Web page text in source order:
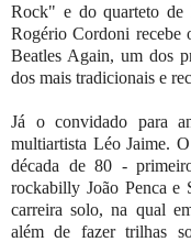
Rock" e do quarteto
Rogério Cordoni recebe
Beatles Again, um dos
dos mais tradicionais e
Já o convidado para
multiartista Léo Jaime.
década de 80 -
rockabilly João Penca e
carreira solo, na qual
além de fazer trilhas